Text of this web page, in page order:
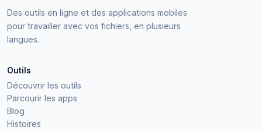
Des outils en ligne et des applications mobiles
pour travailler avec vos fichiers, en plusieurs
langues.
Outils
Découvrir les outils
Parcourir les apps
Blog
Histoires